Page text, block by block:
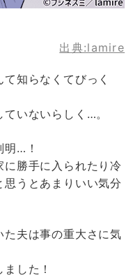
出典:lamire
知らなくてびっく
いないらしく…。
明…！
勝手に入られたり冷
うとあまりいい気分
夫は事の重大さに気
した！